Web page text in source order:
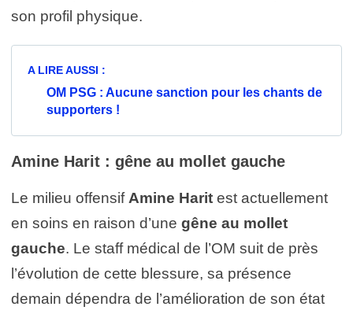
son profil physique.
A LIRE AUSSI :
OM PSG : Aucune sanction pour les chants de
supporters !
Amine Harit : gêne au mollet gauche
Le milieu offensif Amine Harit est actuellement
en soins en raison d’une gêne au mollet
gauche. Le staff médical de l’OM suit de près
l’évolution de cette blessure, sa présence
demain dépendra de l’amélioration de son état